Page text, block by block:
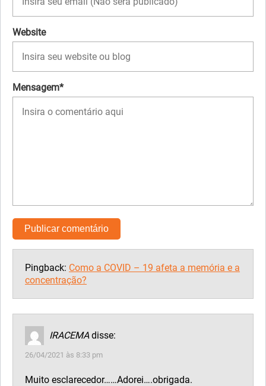
Website
Mensagem*
Pingback: Como a COVID – 19 afeta a memória e a
concentração?
IRACEMA disse:
26/04/2021 às 8:33 pm
Muito esclarecedor……Adorei….obrigada.